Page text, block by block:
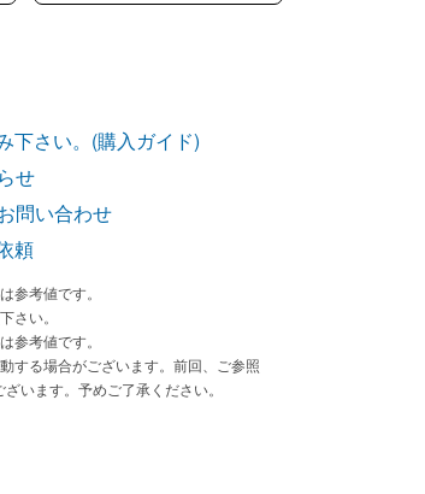
下さい。(購入ガイド)
せ
問い合わせ
頼
参考値です。
さい。
参考値です。
する場合がございます。前回、ご参照
います。予めご了承ください。